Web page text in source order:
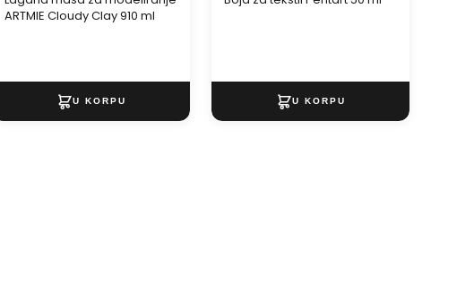
ARTMIE Cloudy Clay 910 ml